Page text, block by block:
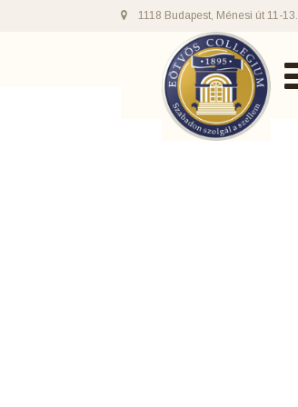
1118 Budapest, Ménesi út 11-13.